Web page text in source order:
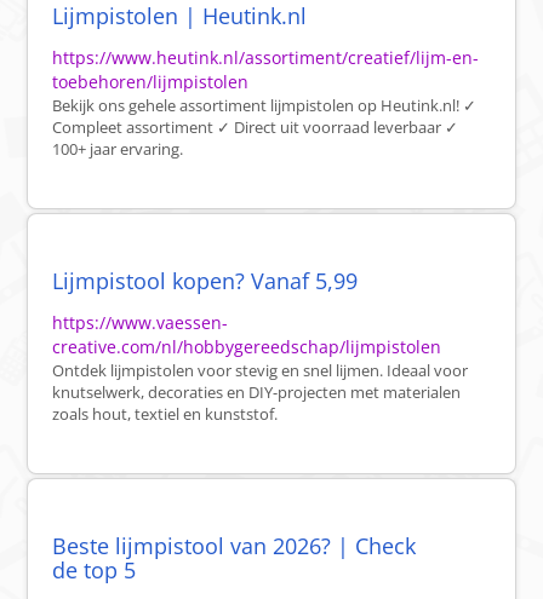
Lijmpistolen | Heutink.nl
https://www.heutink.nl/assortiment/creatief/lijm-en-
toebehoren/lijmpistolen
Bekijk ons gehele assortiment lijmpistolen op Heutink.nl! ✓
Compleet assortiment ✓ Direct uit voorraad leverbaar ✓
100+ jaar ervaring.
Lijmpistool kopen? Vanaf 5,99
https://www.vaessen-
creative.com/nl/hobbygereedschap/lijmpistolen
Ontdek lijmpistolen voor stevig en snel lijmen. Ideaal voor
knutselwerk, decoraties en DIY-projecten met materialen
zoals hout, textiel en kunststof.
Beste lijmpistool van 2026? | Check
de top 5